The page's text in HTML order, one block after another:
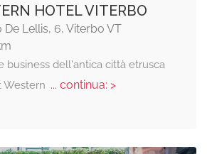
HOTEL VITERBO
De Lellis, 6, Viterbo VT
business dell'antica città etrusca
Western ... continua: >